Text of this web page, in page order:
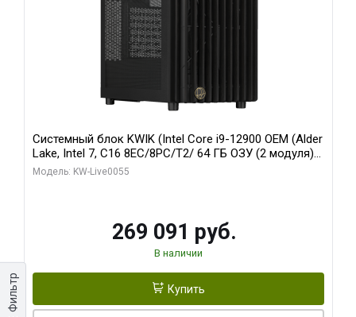
Фильтр
Системный блок KWIK (Intel Core i9-12900 OEM (Alder
Lake, Intel 7, C16 8EC/8PC/T2/ 64 ГБ ОЗУ (2 модуля)/
MSI RTX5080 SHADOW 3X OC 16GB GDDR7 256bit 3xDP
Модель: KW-Live0055
269 091 руб.
В наличии
Купить